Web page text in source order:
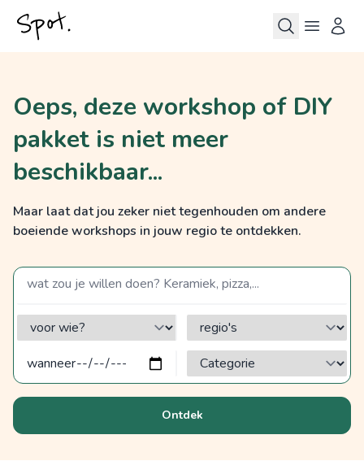
Oeps, deze workshop of DIY
pakket is niet meer
beschikbaar...
Maar laat dat jou zeker niet tegenhouden om andere
boeiende workshops in jouw regio te ontdekken.
zoek op een term
voor wie? regio's
Categorie?
Ontdek